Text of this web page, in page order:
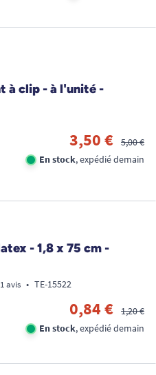
à clip - à l'unité -
3,50 €
5,00 €
En stock, expédié demain
- 1,8 x 75 cm -
1 avis • TE-15522
0,84 €
1,20 €
En stock, expédié demain